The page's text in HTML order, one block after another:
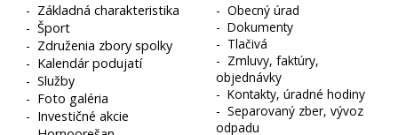
- Základná charakteristika
-Šport
- Združenia zbory spolky
- Kalendár podujatí
-Služby
- Foto galéria
- Investičné akcie
-Obecný úrad
-Dokumenty
- Tlačivá
- Zmluvy, faktúry,
objednávky
-Kontakty, úradné hodiny
-Separovaný zber, vývoz
odpadu